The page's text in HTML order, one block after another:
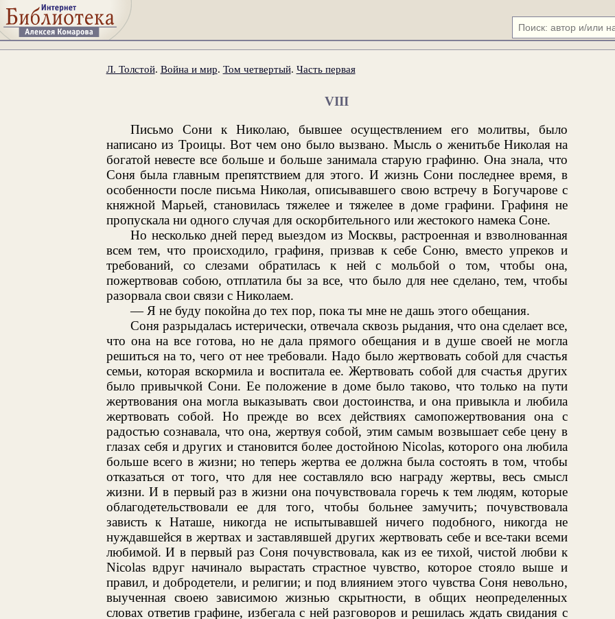
Л. Толстой. Война и мир. Том четвертый. Часть первая
VIII
Письмо Сони к Николаю, бывшее осуществлением его молитвы, было
написано из Троицы. Вот чем оно было вызвано. Мысль о женитьбе Николая на
богатой невесте все больше и больше занимала старую графиню. Она знала, что
Соня была главным препятствием для этого. И жизнь Сони последнее время, в
особенности после письма Николая, описывавшего свою встречу в Богучарове с
княжной Марьей, становилась тяжелее и тяжелее в доме графини. Графиня не
пропускала ни одного случая для оскорбительного или жестокого намека Соне.
Но несколько дней перед выездом из Москвы, растроенная и взволнованная
всем тем, что происходило, графиня, призвав к себе Соню, вместо упреков и
требований, со слезами обратилась к ней с мольбой о том, чтобы она,
пожертвовав собою, отплатила бы за все, что было для нее сделано, тем, чтобы
разорвала свои связи с Николаем.
— Я не буду покойна до тех пор, пока ты мне не дашь этого обещания.
Соня разрыдалась истерически, отвечала сквозь рыдания, что она сделает все,
что она на все готова, но не дала прямого обещания и в душе своей не могла
решиться на то, чего от нее требовали. Надо было жертвовать собой для счастья
семьи, которая вскормила и воспитала ее. Жертвовать собой для счастья других
было привычкой Сони. Ее положение в доме было таково, что только на пути
жертвования она могла выказывать свои достоинства, и она привыкла и любила
жертвовать собой. Но прежде во всех действиях самопожертвования она с
радостью сознавала, что она, жертвуя собой, этим самым возвышает себе цену в
глазах себя и других и становится более достойною Nicolas, которого она любила
больше всего в жизни; но теперь жертва ее должна была состоять в том, чтобы
отказаться от того, что для нее составляло всю награду жертвы, весь смысл
жизни. И в первый раз в жизни она почувствовала горечь к тем людям, которые
облагодетельствовали ее для того, чтобы больнее замучить; почувствовала
зависть к Наташе, никогда не испытывавшей ничего подобного, никогда не
нуждавшейся в жертвах и заставлявшей других жертвовать себе и все-таки всеми
любимой. И в первый раз Соня почувствовала, как из ее тихой, чистой любви к
Nicolas вдруг начинало вырастать страстное чувство, которое стояло выше и
правил, и добродетели, и религии; и под влиянием этого чувства Соня невольно,
выученная своею зависимою жизнью скрытности, в общих неопределенных
словах ответив графине, избегала с ней разговоров и решилась ждать свидания с